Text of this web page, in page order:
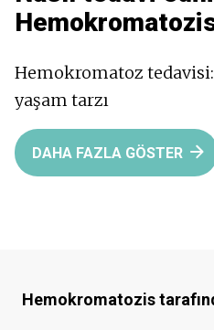
Hemokromatoz tedavisi:
yaşam tarzı
DAHA FAZLA GÖSTER
Hemokromatozis